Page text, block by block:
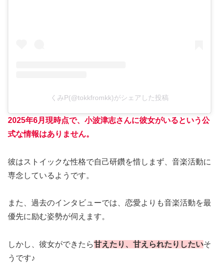
くみP(@tokkfromkk)がシェアした投稿
2025年6月現時点で、小波津志さんに彼女がいるという公
式な情報はありません。
彼はストイックな性格で自己研鑽を惜しまず、音楽活動に
専念しているようです。
また、過去のインタビューでは、恋愛よりも音楽活動を最
優先に励む姿勢が伺えます。
しかし、彼女ができたら甘えたり、甘えられたりしたいそ
うです♪